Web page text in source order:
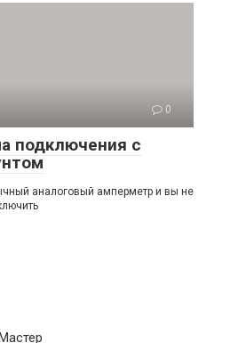
0
подключения с
аналоговый амперметр и вы не